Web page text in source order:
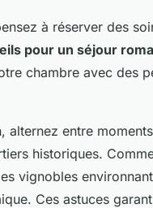
à réserver des
pour un séjour
chambre avec des
alternez entre
historiques.
vignobles
Ces astuces